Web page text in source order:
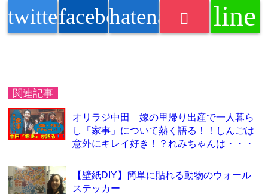
twitterfacebookhatenabookmark
line
関連記事
オリラジ中田 嫁の里帰り出産で一人暮ら
し「家事」について熱く語る！！しんごは
意外にキレイ好き！？れみちゃんは・・・
【壁紙DIY】簡単に貼れる動物のウォール
ステッカー